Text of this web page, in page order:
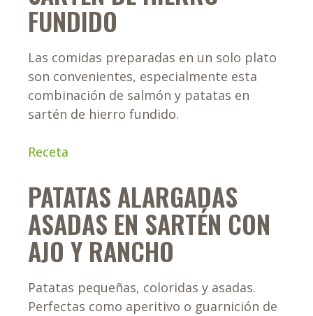
FUNDIDO
Las comidas preparadas en un solo plato
son convenientes, especialmente esta
combinación de salmón y patatas en
sartén de hierro fundido.
Receta
PATATAS ALARGADAS
ASADAS ​​EN SARTÉN CON
AJO Y RANCHO
Patatas pequeñas, coloridas y asadas.
Perfectas como aperitivo o guarnición de